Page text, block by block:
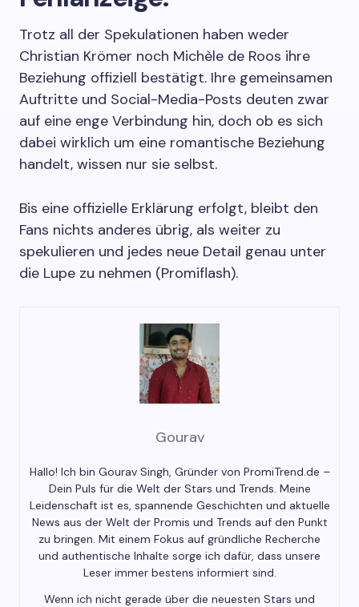
Trotz all der Spekulationen haben weder
Christian Krömer noch Michèle de Roos ihre
Beziehung offiziell bestätigt. Ihre gemeinsamen
Auftritte und Social-Media-Posts deuten zwar
auf eine enge Verbindung hin, doch ob es sich
dabei wirklich um eine romantische Beziehung
handelt, wissen nur sie selbst.
Bis eine offizielle Erklärung erfolgt, bleibt den
Fans nichts anderes übrig, als weiter zu
spekulieren und jedes neue Detail genau unter
die Lupe zu nehmen (Promiflash).
Gourav
Hallo! Ich bin Gourav Singh, Gründer von PromiTrend.de –
Dein Puls für die Welt der Stars und Trends. Meine
Leidenschaft ist es, spannende Geschichten und aktuelle
News aus der Welt der Promis und Trends auf den Punkt
zu bringen. Mit einem Fokus auf gründliche Recherche
und authentische Inhalte sorge ich dafür, dass unsere
Leser immer bestens informiert sind.
Wenn ich nicht gerade über die neuesten Stars und